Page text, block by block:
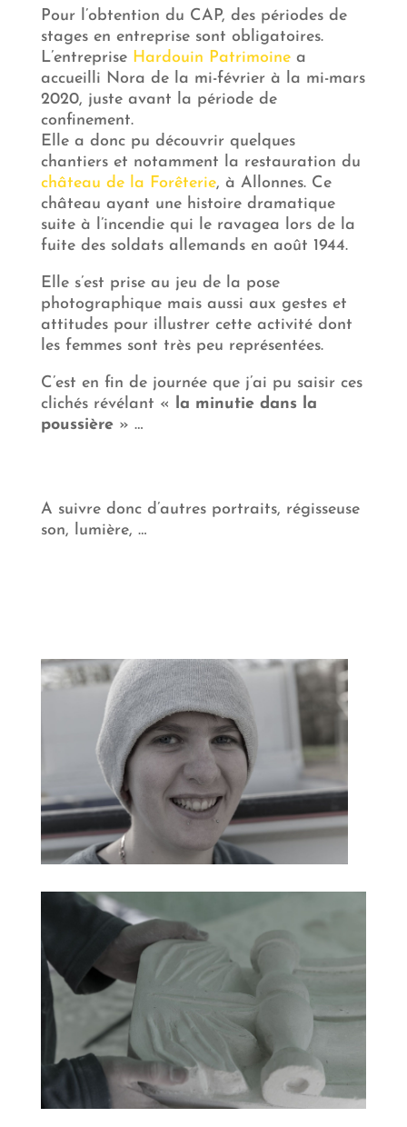
Pour l’obtention du CAP, des périodes de
stages en entreprise sont obligatoires.
L’entreprise Hardouin Patrimoinea
accueilli Nora de la mi-février à la mi-mars
2020, juste avant la période de
confinement.
Elle a donc pu découvrir quelques
chantiers et notamment la restauration du
château de la Forêterie, à Allonnes. Ce
château ayant une histoire dramatique
suite à l’incendie qui le ravagea lors de la
fuite des soldats allemands en août 1944.
Elle s’est prise au jeu de la pose
photographique mais aussi aux gestes et
attitudes pour illustrer cette activité dont
les femmes sont très peu représentées.
C’est en fin de journée que j’ai pu saisir ces
clichés révélant « la minutie dans la
poussière» …
A suivre donc d’autres portraits, régisseuse
son, lumière, …